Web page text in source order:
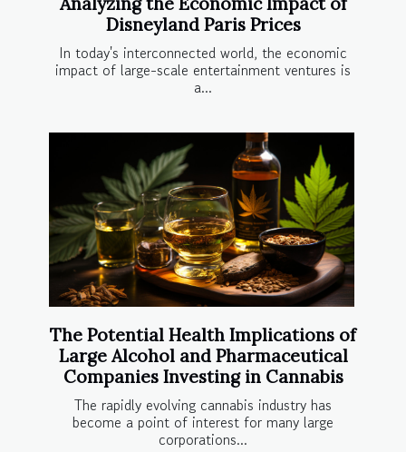
Disneyland Paris Prices
In today's interconnected world, the economic
impact of large-scale entertainment ventures is
a...
The Potential Health Implications of
Large Alcohol and Pharmaceutical
Companies Investing in Cannabis
The rapidly evolving cannabis industry has
become a point of interest for many large
corporations...